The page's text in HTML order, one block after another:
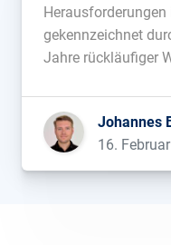
gekennzeichnet
Jahre rückläufiger
beeinflussen nicht
Unternehmen,
Präsenzen. Ein
Google auf die
Johannes
16.